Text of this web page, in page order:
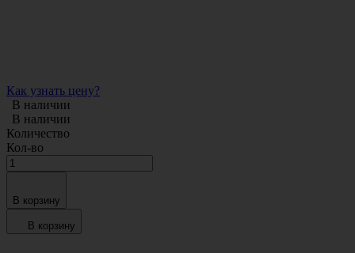
Как узнать цену?
В наличии
В наличии
Количество
Кол-во
В корзину
В корзину